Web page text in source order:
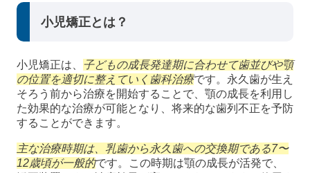
小児矯正とは？
小児矯正は、 子どもの成長発達期に合わせて歯並びや顎
の位置を適切に整えていく歯科治療です。永久歯が生え
そろう前から治療を開始することで、顎の成長を利用し
た効果的な治療が可能となり、将来的な歯列不正を予防
することができます。
主な治療時期は、乳歯から永久歯への交換期である7〜
12歳頃が一般的です。この時期は顎の成長が活発で、